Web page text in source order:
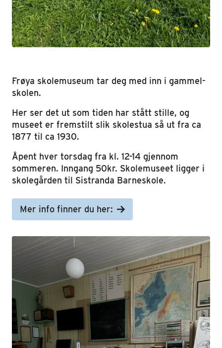
Frøya skolemuseum tar deg med inn i gammel-
skolen.
Her ser det ut som tiden har stått stille, og
museet er fremstilt slik skolestua så ut fra ca
1877 til ca 1930.
Åpent hver torsdag fra kl. 12-14 gjennom
sommeren. Inngang 50kr. Skolemuseet ligger i
skolegården til Sistranda Barneskole.
Mer info finner du her: